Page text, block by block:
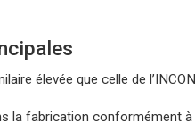
élevée que celle de
la fabrication conformément